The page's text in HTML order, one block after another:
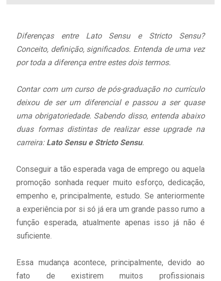
Diferenças entre Lato Sensu e Stricto Sensu?
Conceito, definição, significados. Entenda de uma vez
por toda a diferença entre estes dois termos.
Contar com um curso de pós-graduação no currículo
deixou de ser um diferencial e passou a ser quase
uma obrigatoriedade. Sabendo disso, entenda abaixo
duas formas distintas de realizar esse upgrade na
carreira: Lato Sensu e Stricto Sensu.
Conseguir a tão esperada vaga de emprego ou aquela
promoção sonhada requer muito esforço, dedicação,
empenho e, principalmente, estudo. Se anteriormente
a experiência por si só já era um grande passo rumo a
função esperada, atualmente apenas isso já não é
suficiente.
Essa mudança acontece, principalmente, devido ao
fato de existirem muitos profissionais